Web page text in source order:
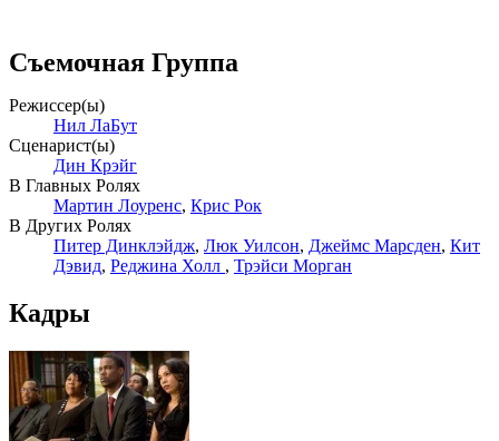
Съемочная Группа
Режиссер(ы)
Нил ЛаБут
Сценарист(ы)
Дин Крэйг
В Главных Ролях
Мартин Лоуренс, Крис Рок
В Других Ролях
Питер Динклэйдж, Люк Уилсон, Джеймс Марсден, Кит
Дэвид, Реджина Холл , Трэйси Морган
Кадры